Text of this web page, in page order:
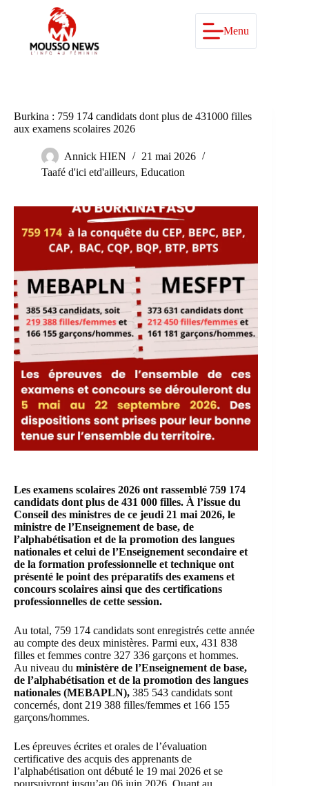
Menu
Burkina : 759 174 candidats dont plus de 431000 filles
aux examens scolaires 2026
Annick HIEN
21 mai 2026
Taafé d'ici etd'ailleurs, Education
Les examens scolaires 2026 ont rassemblé 759 174
candidats dont plus de 431 000 filles. À l’issue du
Conseil des ministres de ce jeudi 21 mai 2026, le
ministre de l’Enseignement de base, de
l’alphabétisation et de la promotion des langues
nationales et celui de l’Enseignement secondaire et
de la formation professionnelle et technique ont
présenté le point des préparatifs des examens et
concours scolaires ainsi que des certifications
professionnelles de cette session.
Au total, 759 174 candidats sont enregistrés cette année
au compte des deux ministères. Parmi eux, 431 838
filles et femmes contre 327 336 garçons et hommes.
Au niveau du ministère de l’Enseignement de base,
de l’alphabétisation et de la promotion des langues
nationales (MEBAPLN), 385 543 candidats sont
concernés, dont 219 388 filles/femmes et 166 155
garçons/hommes.
Les épreuves écrites et orales de l’évaluation
certificative des acquis des apprenants de
l’alphabétisation ont débuté le 19 mai 2026 et se